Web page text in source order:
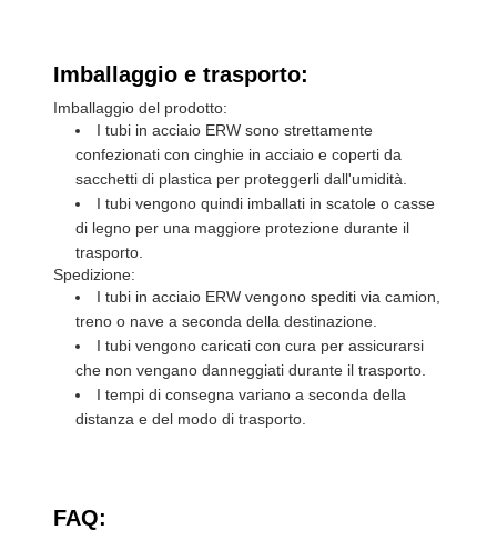
Imballaggio e trasporto:
Imballaggio del prodotto:
I tubi in acciaio ERW sono strettamente
confezionati con cinghie in acciaio e coperti da
sacchetti di plastica per proteggerli dall'umidità.
I tubi vengono quindi imballati in scatole o casse
di legno per una maggiore protezione durante il
trasporto.
Spedizione:
I tubi in acciaio ERW vengono spediti via camion,
treno o nave a seconda della destinazione.
I tubi vengono caricati con cura per assicurarsi
che non vengano danneggiati durante il trasporto.
I tempi di consegna variano a seconda della
distanza e del modo di trasporto.
FAQ: